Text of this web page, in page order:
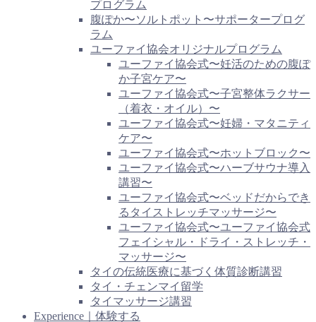
プログラム
腹ぽか〜ソルトポット〜サポータープログ
ラム
ユーファイ協会オリジナルプログラム
ユーファイ協会式〜妊活のための腹ぽ
か子宮ケア〜
ユーファイ協会式〜子宮整体ラクサー
（着衣・オイル）〜
ユーファイ協会式〜妊婦・マタニティ
ケア〜
ユーファイ協会式〜ホットブロック〜
ユーファイ協会式〜ハーブサウナ導入
講習〜
ユーファイ協会式〜ベッドだからでき
るタイストレッチマッサージ〜
ユーファイ協会式〜ユーファイ協会式
フェイシャル・ドライ・ストレッチ・
マッサージ〜
タイの伝統医療に基づく体質診断講習
タイ・チェンマイ留学
タイマッサージ講習
Experience｜体験する